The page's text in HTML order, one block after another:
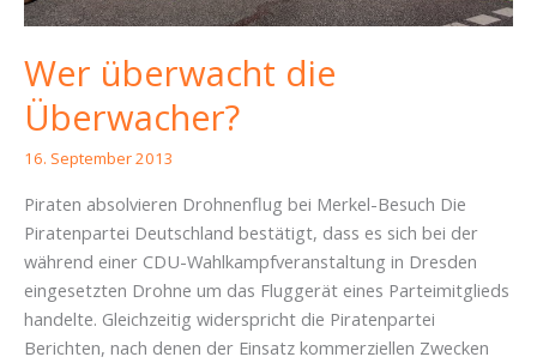
Wer überwacht die
Überwacher?
16. September 2013
Piraten absolvieren Drohnenflug bei Merkel-Besuch Die
Piratenpartei Deutschland bestätigt, dass es sich bei der
während einer CDU-Wahlkampfveranstaltung in Dresden
eingesetzten Drohne um das Fluggerät eines Parteimitglieds
handelte. Gleichzeitig widerspricht die Piratenpartei
Berichten, nach denen der Einsatz kommerziellen Zwecken